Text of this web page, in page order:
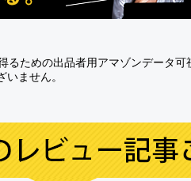
ための出品者用アマゾンデータ可
ません。